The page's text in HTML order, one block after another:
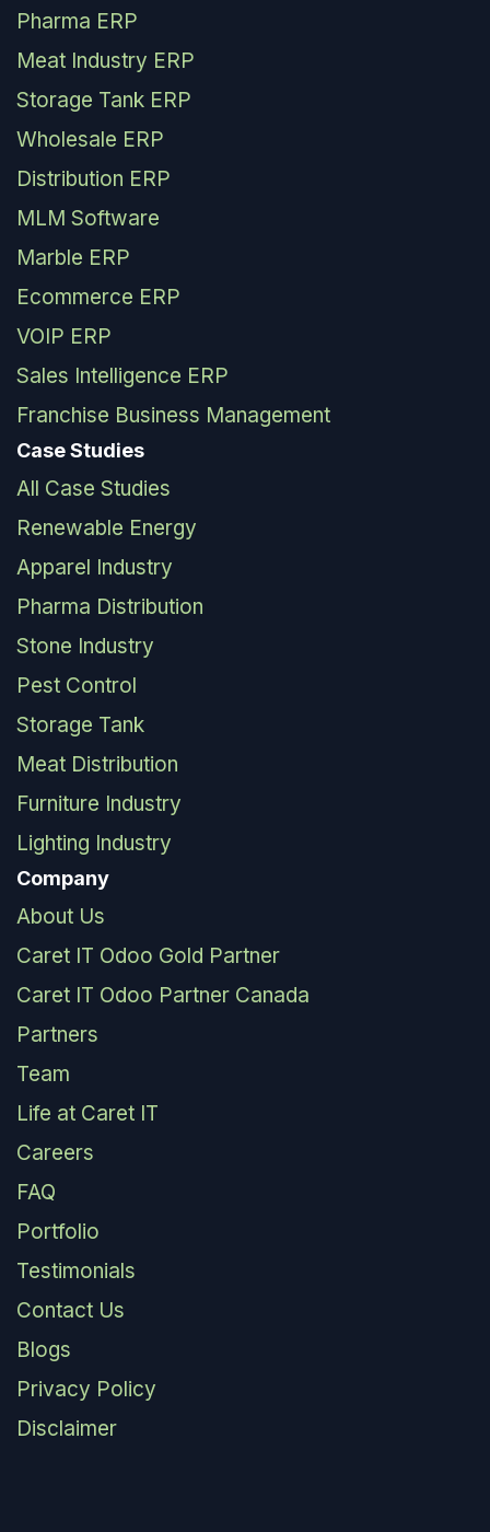
Pharma ERP
Meat Industry ERP
Storage Tank ERP
Wholesale ERP
Distribution ERP
MLM Software
Marble ERP
Ecommerce ERP
VOIP ERP
Sales Intelligence ERP
Franchise Business Management
Case Studies
All Case Studies
Renewable Energy
Apparel Industry
Pharma Distribution
Stone Industry
Pest Control
Storage Tank
Meat Distribution
Furniture Industry
Lighting Industry
Company
About Us
Caret IT Odoo Gold Partner
Caret IT Odoo Partner Canada
Partners
Team
Life at Caret IT
Careers
FAQ
Portfolio
Testimonials
Contact Us
Blogs
Privacy Policy
Disclaimer